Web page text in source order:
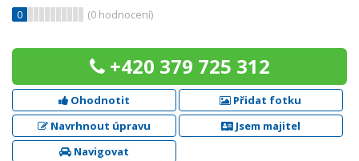
0
(0 hodnocení)
+420 379 725 312
Ohodnotit
Přidat fotku
Navrhnout úpravu
Jsem majitel
Navigovat